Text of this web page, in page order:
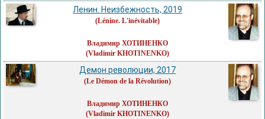
Ленин. Неизбежность, 2019
(Lénine. L'inévitable)
Владимир ХОТИНЕНКО
(Vladimir KHOTINENKO)
Демон революции, 2017
(Le Démon de la Révolution)
Владимир ХОТИНЕНКО
(Vladimir KHOTINENKO)